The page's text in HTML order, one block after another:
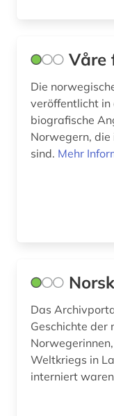
Våre
Die
veröffentlicht in
biografische
Norwegern,
sind. Mehr
Das
Geschichte der
Weltkriegs in
interniert